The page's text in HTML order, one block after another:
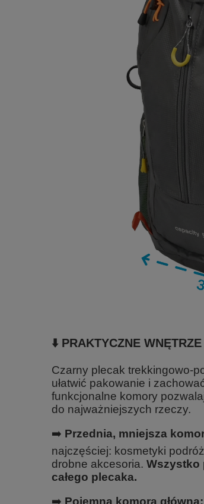
⬇️ PRAKTYCZNE
Czarny plecak trekkingowo-
ułatwić pakowanie i
funkcjonalne komory
do najważniejszych rzeczy.
➡️ Przednia, mniejsza
najczęściej: kosmetyki
drobne akcesoria. Wszystko
całego plecaka.
➡️ Pojemna komora główna: